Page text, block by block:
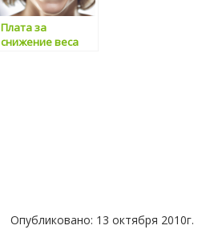
Плата за
снижение веса
Опубликовано: 13 октября 2010г.